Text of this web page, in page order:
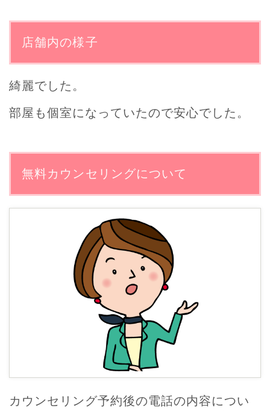
店舗内の様子
綺麗でした。
部屋も個室になっていたので安心でした。
無料カウンセリングについて
カウンセリング予約後の電話の内容につい